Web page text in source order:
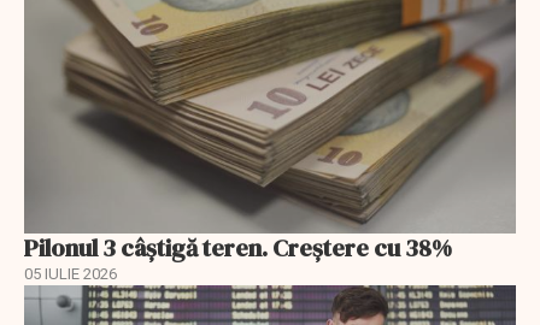
Pilonul 3 câştigă teren. Creştere cu 38%
05 IULIE 2026